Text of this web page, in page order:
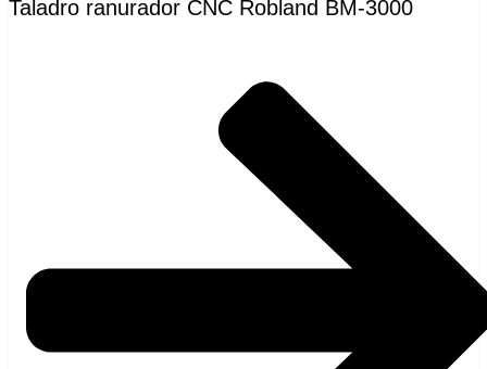
Taladro ranurador CNC Robland BM-3000